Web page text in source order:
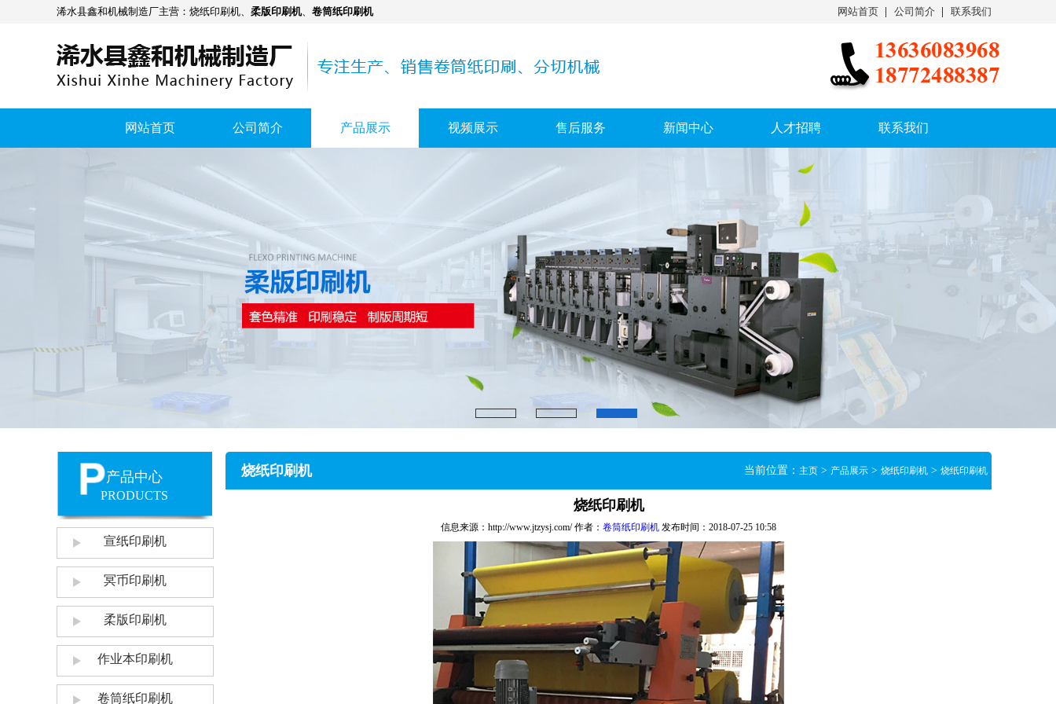
浠水县鑫和机械制造厂主营： 烧纸印刷机、 柔版印刷机、 卷筒纸印刷机 网站首页 公司简介 联系我们
网站首页 公司简介 产品展示 视频展示 售后服务 新闻中心 人才招聘 联系我们
产品中心
PRODUCTS
宣纸印刷机
冥币印刷机
柔版印刷机
作业本印刷机
卷筒纸印刷机
烧纸印刷机 当前位置： 主页 > 产品展示 > 烧纸印刷机 > 烧纸印刷机
烧纸印刷机
信息来源：http://www.jtzysj.com/ 作者： 卷筒纸印刷机 发布时间：2018-07-25 10:58